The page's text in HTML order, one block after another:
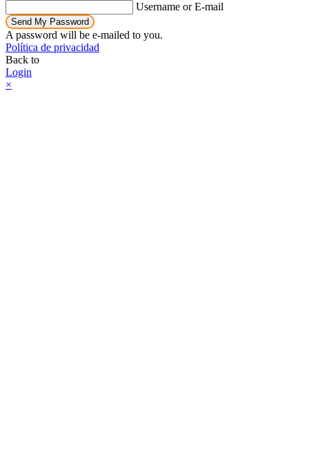
Username or E-mail
Send My Password
A password will be e-mailed to you.
Política de privacidad
Back to
Login
×